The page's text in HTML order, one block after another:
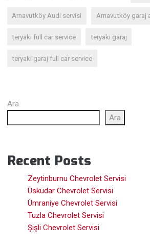
Arnavutköy Audi servisi Arnavutköy garaj
teryaki full car service teryaki garaj
teryaki garaj full car service
Ara
Ara
Recent Posts
Zeytinburnu Chevrolet Servisi
Üsküdar Chevrolet Servisi
Ümraniye Chevrolet Servisi
Tuzla Chevrolet Servisi
Şişli Chevrolet Servisi